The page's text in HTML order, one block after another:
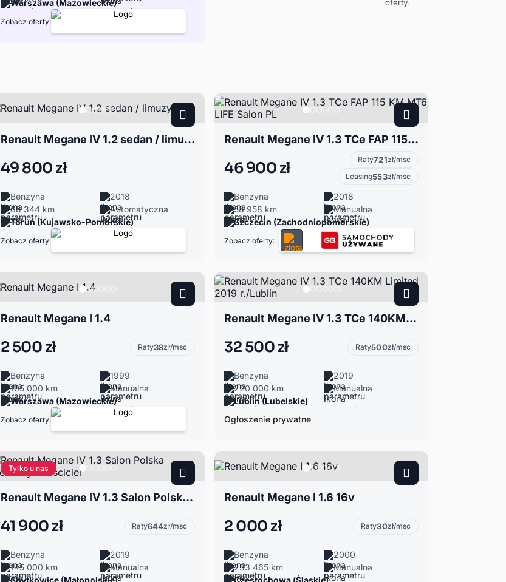
Warszawa (Mazowieckie)
Zobacz oferty:
Renault Megane IV 1.2 sedan / limuzyna
49 800 zł
Benzyna
2018
68 344 km
Automatyczna
Toruń (Kujawsko-Pomorskie)
Zobacz oferty:
Renault Megane IV 1.3 TCe FAP 115 KM MT6 LIFE Salon PL
46 900 zł Raty721zł/msc
Leasing553zł/msc
Benzyna
2018
58 958 km
Manualna
Szczecin (Zachodniopomorskie)
Zobacz oferty:
Renault Megane I 1.4
2 500 zł Raty38zł/msc
Benzyna
1999
165 000 km
Manualna
Warszawa (Mazowieckie)
Zobacz oferty:
Renault Megane IV 1.3 TCe 140KM Limited 2019 r./Lublin
32 500 zł Raty500zł/msc
Benzyna
2019
220 000 km
Manualna
Lublin (Lubelskie)
Ogłoszenie prywatne
Tylko u nas
Renault Megane IV 1.3 Salon Polska Pierwszy Właściciel
41 900 zł Raty644zł/msc
Benzyna
2019
145 000 km
Manualna
Spytkowice (Małopolskie)
Renault Megane I 1.6 16v
2 000 zł Raty30zł/msc
Benzyna
2000
233 465 km
Manualna
Częstochowa (Śląskie)